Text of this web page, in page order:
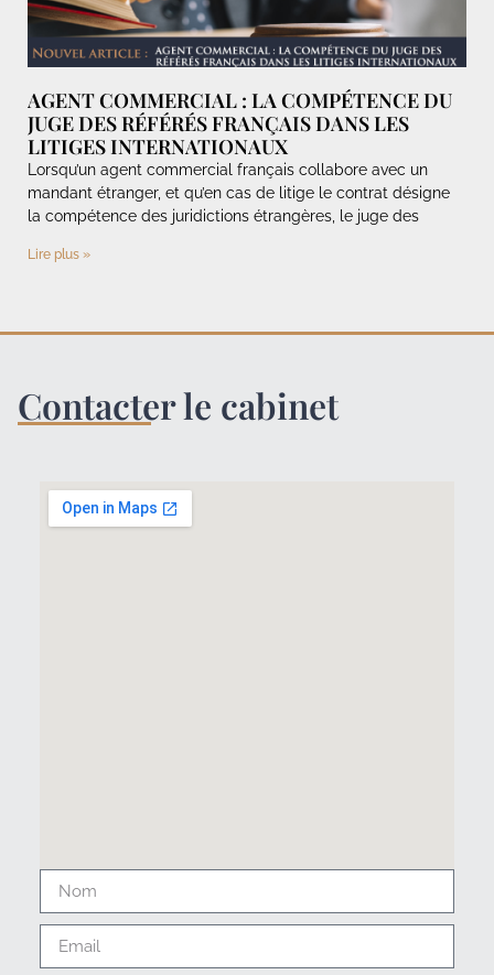
AGENT COMMERCIAL : LA COMPÉTENCE DU
JUGE DES RÉFÉRÉS FRANÇAIS DANS LES
LITIGES INTERNATIONAUX
Lorsqu’un agent commercial français collabore avec un
mandant étranger, et qu’en cas de litige le contrat désigne
la compétence des juridictions étrangères, le juge des
Lire plus »
Contacter le cabinet